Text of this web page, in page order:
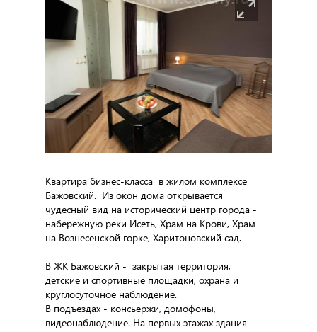
Квартира бизнес-класса в жилом комплексе
Бажовский. Из окон дома открывается
чудесный вид на исторический центр города -
набережную реки Исеть, Храм на Крови, Храм
на Вознесенской горке, Харитоновский сад.
В ЖК Бажовский - закрытая территория,
детские и спортивные площадки, охрана и
круглосуточное наблюдение.
В подъездах - консьержи, домофоны,
видеонаблюдение. На первых этажах здания